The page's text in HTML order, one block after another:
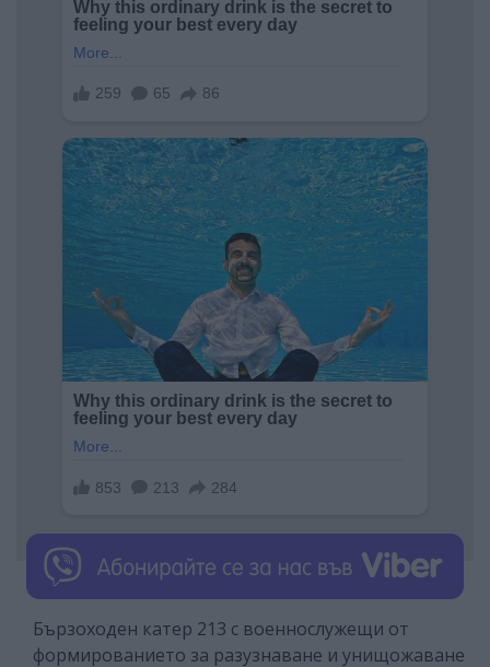
Бързоходен катер 213 с военнослужещи от
формированието за разузнаване и унищожаване